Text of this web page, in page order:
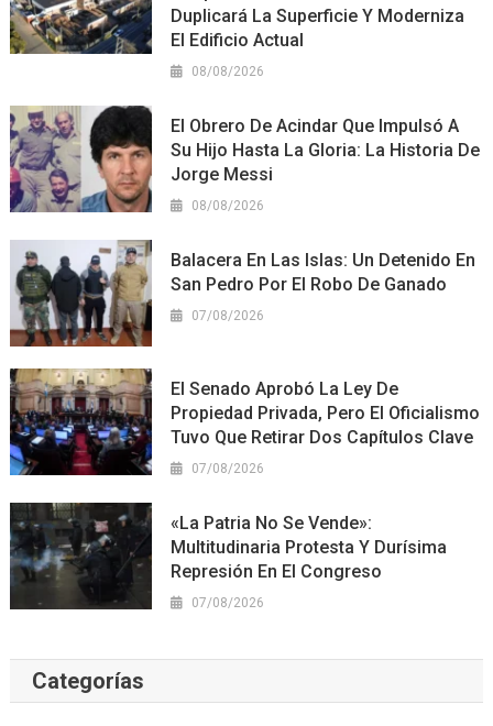
Duplicará La Superficie Y Moderniza
El Edificio Actual
08/08/2026
El Obrero De Acindar Que Impulsó A
Su Hijo Hasta La Gloria: La Historia De
Jorge Messi
08/08/2026
Balacera En Las Islas: Un Detenido En
San Pedro Por El Robo De Ganado
07/08/2026
El Senado Aprobó La Ley De
Propiedad Privada, Pero El Oficialismo
Tuvo Que Retirar Dos Capítulos Clave
07/08/2026
«La Patria No Se Vende»:
Multitudinaria Protesta Y Durísima
Represión En El Congreso
07/08/2026
Categorías